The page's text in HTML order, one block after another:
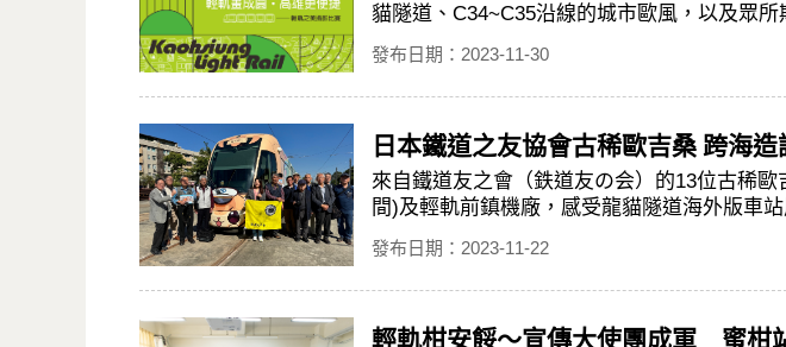
貓隧道、C34~C35沿線的城市歐風，以及眾
發布日期：2023-11-30
日本鐵道之友協會古稀歐吉桑 跨海
來自鐵道友之會（鉄道友の会）的13位古稀
間)及輕軌前鎮機廠，感受龍貓隧道海外版車
發布日期：2023-11-22
輕軌柑安餒～宣傳大使團成軍 蜜柑